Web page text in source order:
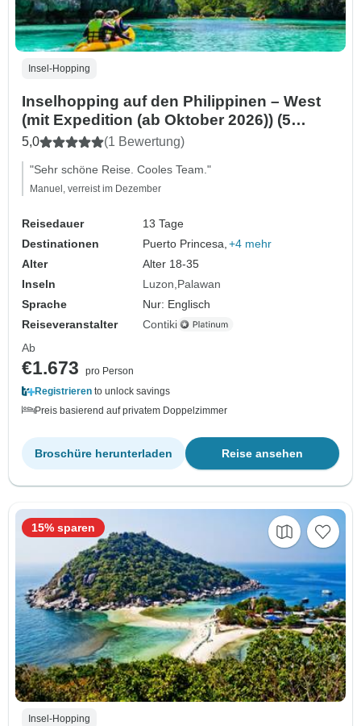
Insel-Hopping
Inselhopping auf den Philippinen – West
(mit Expedition (ab Oktober 2026)) (5
Reiseziele)
5,0 (1 Bewertung)
"Sehr schöne Reise. Cooles Team."
Manuel, verreist im Dezember
Reisedauer
13 Tage
Destinationen
Puerto Princesa, +4 mehr
Alter
Alter 18-35
Inseln
Luzon Palawan
Sprache
Nur: Englisch
Reiseveranstalter
Contiki
Ab
€1.673
pro Person
Registrieren to unlock savings
Preis basierend auf privatem Doppelzimmer
Reise ansehen
Broschüre herunterladen
Insel-Hopping
15% sparen